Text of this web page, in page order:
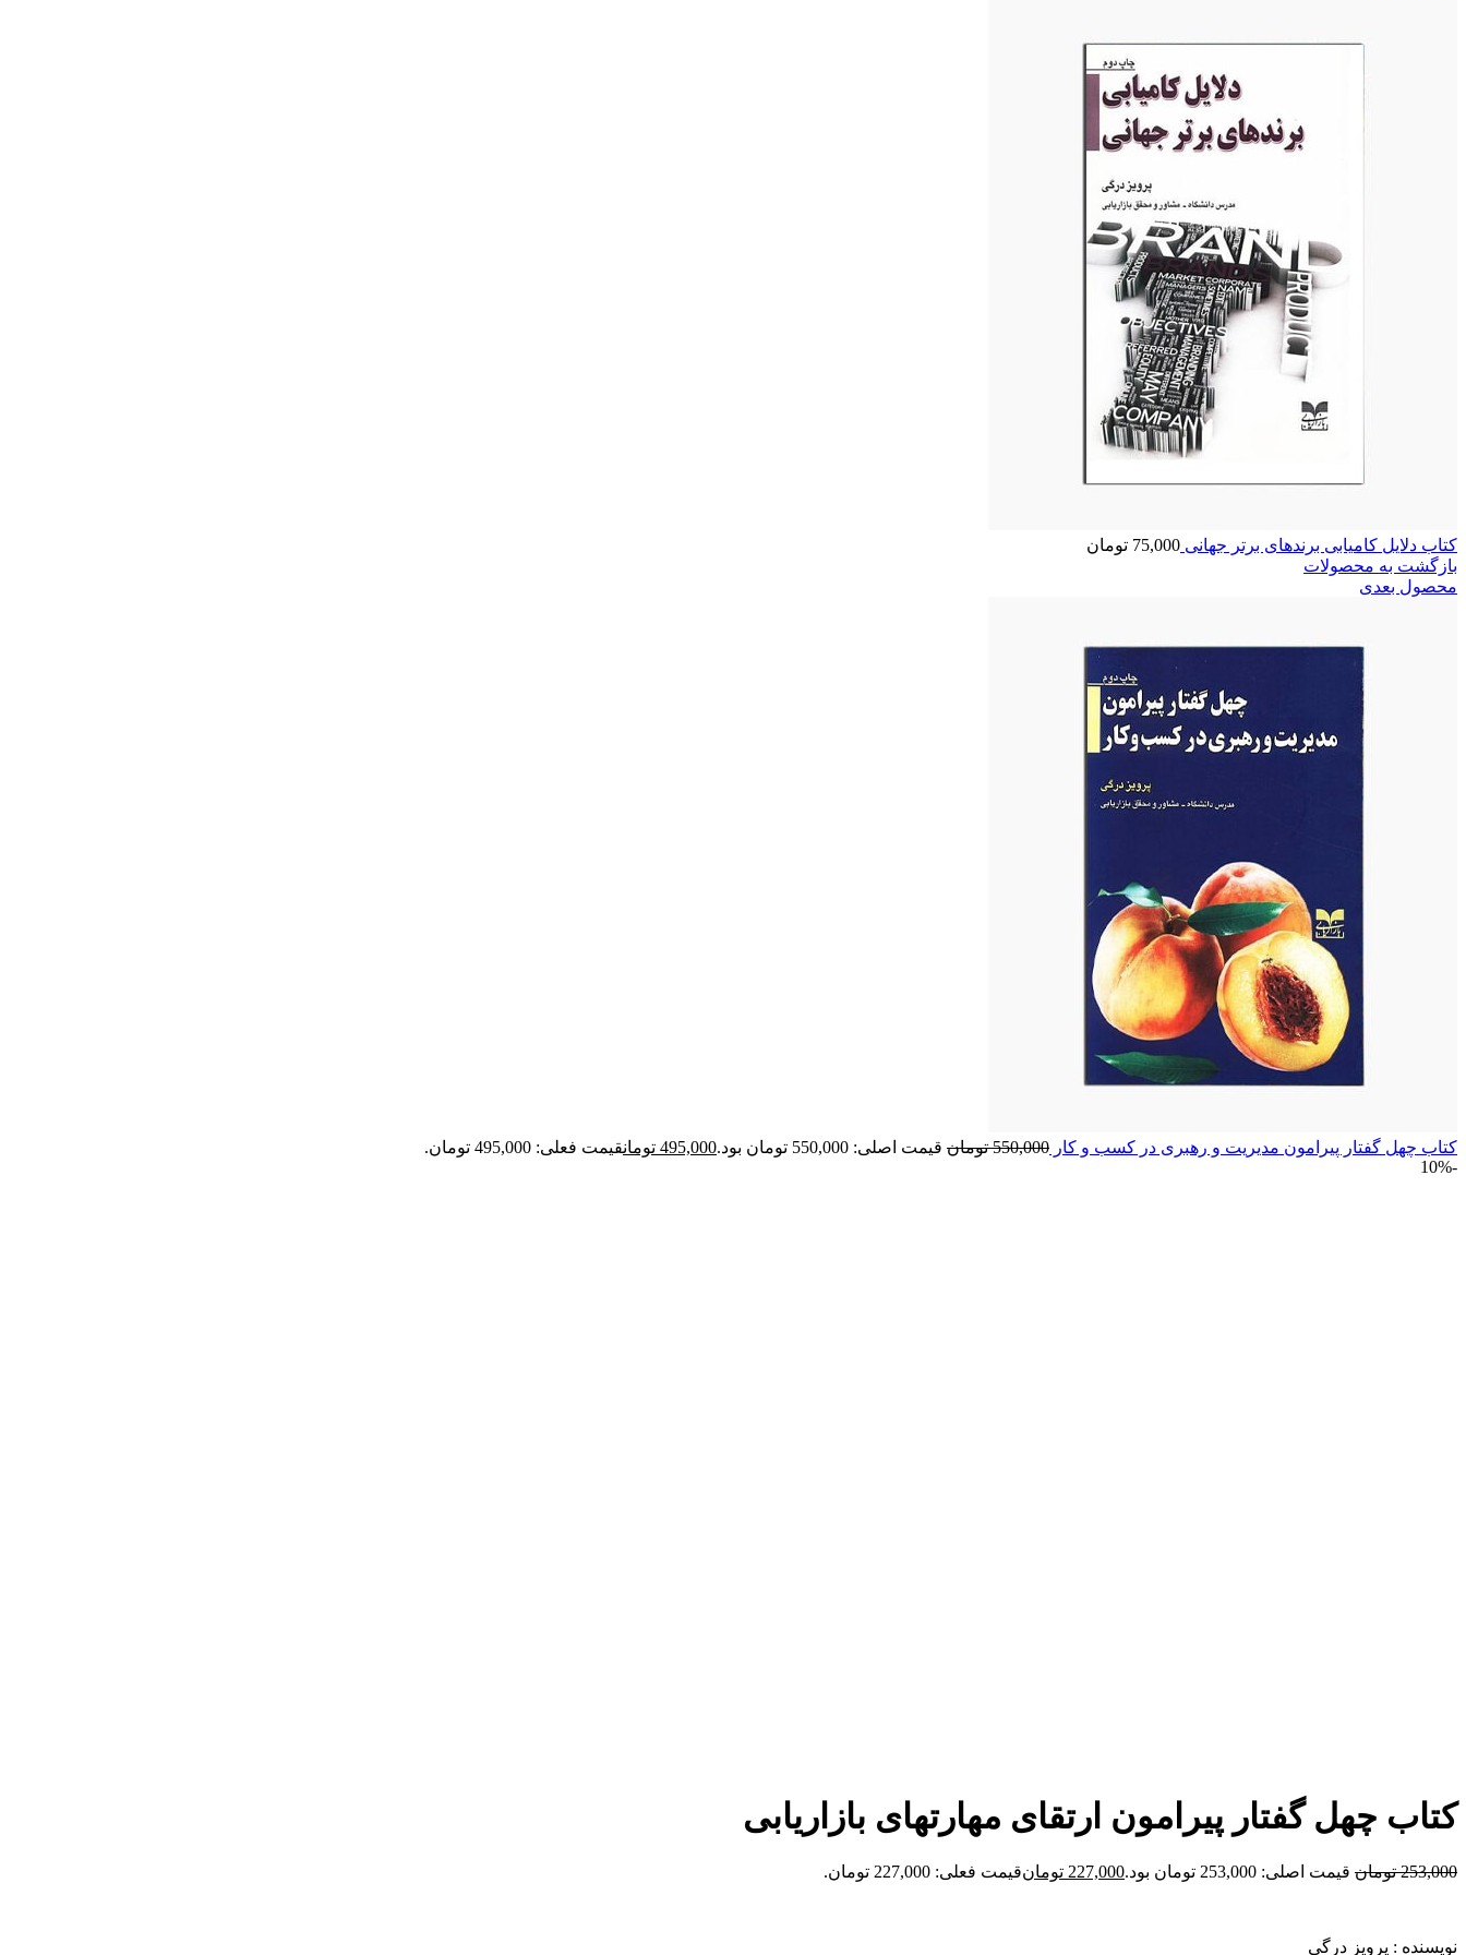
کتاب دلایل کامیابی برندهای برتر جهانی 75,000 تومان
بازگشت به محصولات
محصول بعدی
کتاب چهل گفتار پیرامون مدیریت و رهبری در کسب و کار 550,000 تومان قیمت اصلی: 550,000 تومان بود. 495,000 تومانقیمت فعلی: 495,000 تومان.
-10%
کتاب چهل گفتار پیرامون ارتقای مهارتهای بازاریابی
253,000 تومان قیمت اصلی: 253,000 تومان بود. 227,000 تومانقیمت فعلی: 227,000 تومان.
نویسنده : پرویز درگی